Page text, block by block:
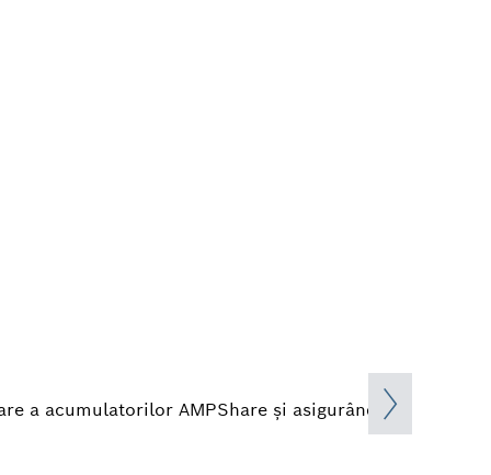
a acumulatorilor AMPShare şi asigurând